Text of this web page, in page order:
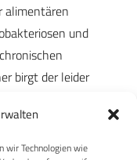
wir Technologien wie
alimentären
und
birgt der leider
Mykosen,
schenkii, sind